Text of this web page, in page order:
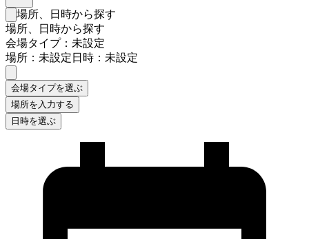
検索フォームを閉じる
場所、日時から探す
場所、日時から探す
会場タイプ：未設定
場所：未設定日時：未設定
会場タイプを選ぶ
場所を入力する
日時を選ぶ